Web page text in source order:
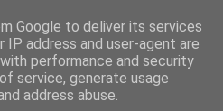
Google to deliver its services
IP address and user-agent are
performance and security
service, generate usage
address abuse.